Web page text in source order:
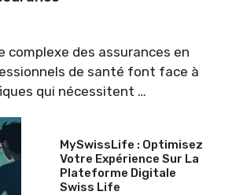
complexe des assurances en
de santé font face à
qui nécessitent …
MySwissLife : Optimisez
Votre Expérience Sur La
Plateforme Digitale
Swiss Life